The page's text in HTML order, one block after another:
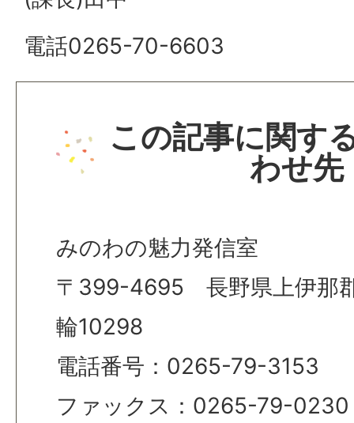
電話0265-70-6603
この記事に関す
わせ先
みのわの魅力発信室
〒399-4695 長野県上伊那
輪10298
電話番号：0265-79-3153
ファックス：0265-79-0230